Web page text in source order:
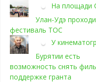
На площади
Улан-Удэ
фестиваль ТОС
У
Бурятии есть
возможность снять
поддержке гранта